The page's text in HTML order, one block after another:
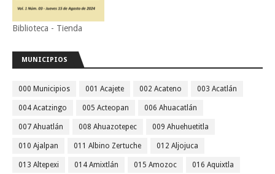
Biblioteca - Tienda
MUNICIPIOS
000 Municipios 001 Acajete 002 Acateno 003 Acatlán
004 Acatzingo 005 Acteopan 006 Ahuacatlán
007 Ahuatlán 008 Ahuazotepec 009 Ahuehuetitla
010 Ajalpan 011 Albino Zertuche 012 Aljojuca
013 Altepexi 014 Amixtlán 015 Amozoc 016 Aquixtla